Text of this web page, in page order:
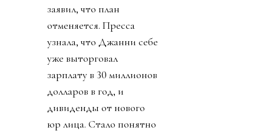
заявил, что план
отменяется. Пресса
узнала, что Джанни себе
уже выторговал
зарплату в 30 миллионов
долларов в год, и
дивиденды от нового
юр лица. Стало понятно